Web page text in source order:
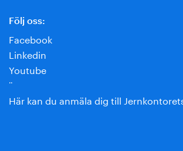
Följ oss:
Facebook
Linkedin
Youtube
¨
Här kan du anmäla dig till